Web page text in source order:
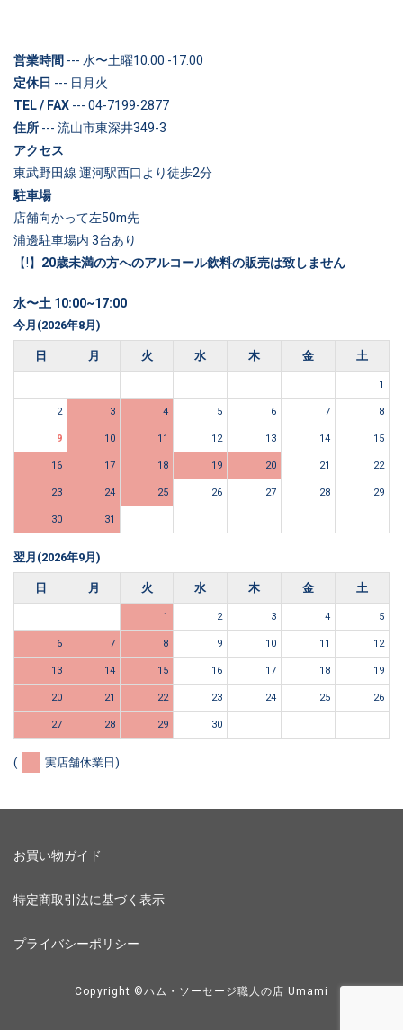
営業時間--- 水〜土曜10:00 -17:00
定休日 --- 日月火
TEL / FAX--- 04-7199-2877
住所--- 流山市東深井349-3
アクセス
東武野田線 運河駅西口より徒歩2分
駐車場
店舗向かって左50m先
浦邊駐車場内 3台あり
【!】 20歳未満の方へのアルコール飲料の販売は致しません
水〜土 10:00~17:00
今月(2026年8月)
日
月 火 水 木 金 土
1
2
3 4 5 6 7
8
9
10 11 12 13 14
15
16
17 18 19 20 21
22
23
24 25 26 27 28
29
30
31
翌月(2026年9月)
日
月 火 水 木 金 土
1 2 3 4
5
6
7 8 9 10 11
12
13
14 15 16 17 18
19
20
21 22 23 24 25
26
27
28 29 30
( 実店舗休業日)
お買い物ガイド
特定商取引法に基づく表示
プライバシーポリシー
Copyright ©ハム・ソーセージ職人の店 Umami